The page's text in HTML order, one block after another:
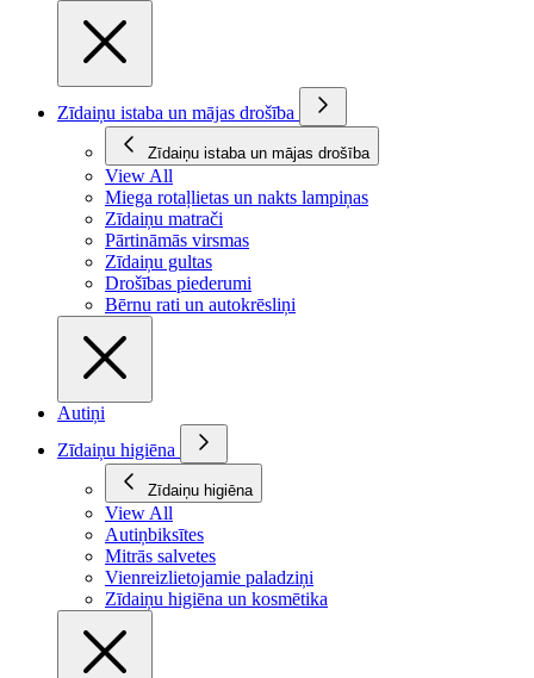
Zīdaiņu istaba un mājas drošība
Zīdaiņu istaba un mājas drošība
View All
Miega rotaļlietas un nakts lampiņas
Zīdaiņu matrači
Pārtināmās virsmas
Zīdaiņu gultas
Drošības piederumi
Bērnu rati un autokrēsliņi
Autiņi
Zīdaiņu higiēna
Zīdaiņu higiēna
View All
Autiņbiksītes
Mitrās salvetes
Vienreizlietojamie paladziņi
Zīdaiņu higiēna un kosmētika